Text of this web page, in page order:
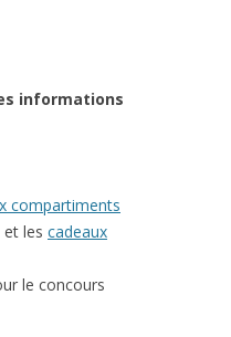
informations
compartiments
et les cadeaux
le concours